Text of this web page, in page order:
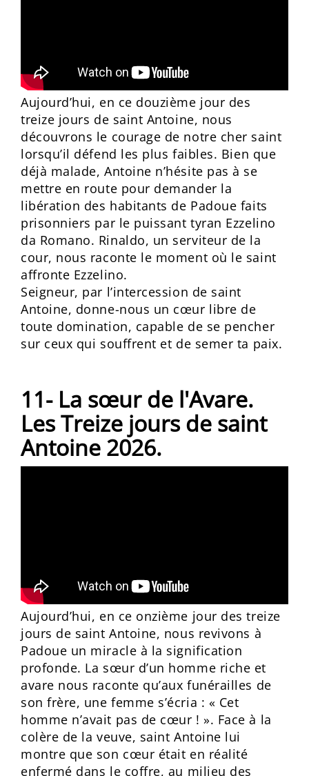
Aujourd’hui, en ce douzième jour des
treize jours de saint Antoine, nous
découvrons le courage de notre cher saint
lorsqu’il défend les plus faibles. Bien que
déjà malade, Antoine n’hésite pas à se
mettre en route pour demander la
libération des habitants de Padoue faits
prisonniers par le puissant tyran Ezzelino
da Romano. Rinaldo, un serviteur de la
cour, nous raconte le moment où le saint
affronte Ezzelino.
Seigneur, par l’intercession de saint
Antoine, donne-nous un cœur libre de
toute domination, capable de se pencher
sur ceux qui souffrent et de semer ta paix.
11- La sœur de l'Avare.
Les Treize jours de saint
Antoine 2026.
Aujourd’hui, en ce onzième jour des treize
jours de saint Antoine, nous revivons à
Padoue un miracle à la signification
profonde. La sœur d’un homme riche et
avare nous raconte qu’aux funérailles de
son frère, une femme s’écria : « Cet
homme n’avait pas de cœur ! ». Face à la
colère de la veuve, saint Antoine lui
montre que son cœur était en réalité
enfermé dans le coffre, au milieu des